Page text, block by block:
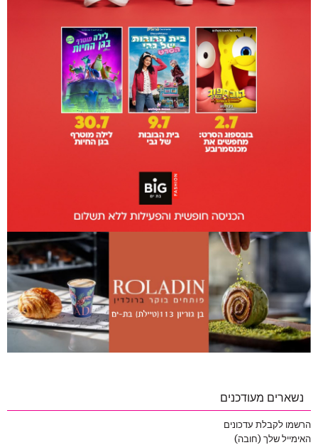
נשארים מעודכנים
הרשמו לקבלת עדכונים
האימייל שלך (חובה)